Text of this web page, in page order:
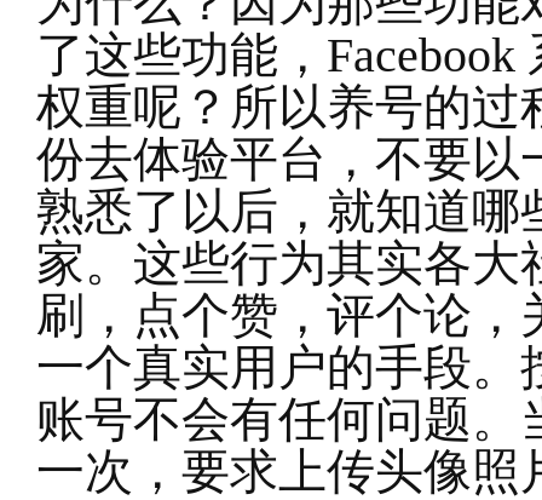
了这些功能，
权重呢？所以养号的过
份去体验平台，不要以
熟悉了以后，就知道
家。这些行为其实各
刷，点个赞，评个论
一个真实用户的手段
账号不会有任何问题
一次，要求上传头像